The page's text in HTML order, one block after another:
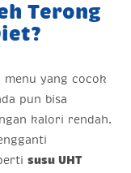
Terong
menu yang cocok
pun bisa
kalori rendah.
susu UHT